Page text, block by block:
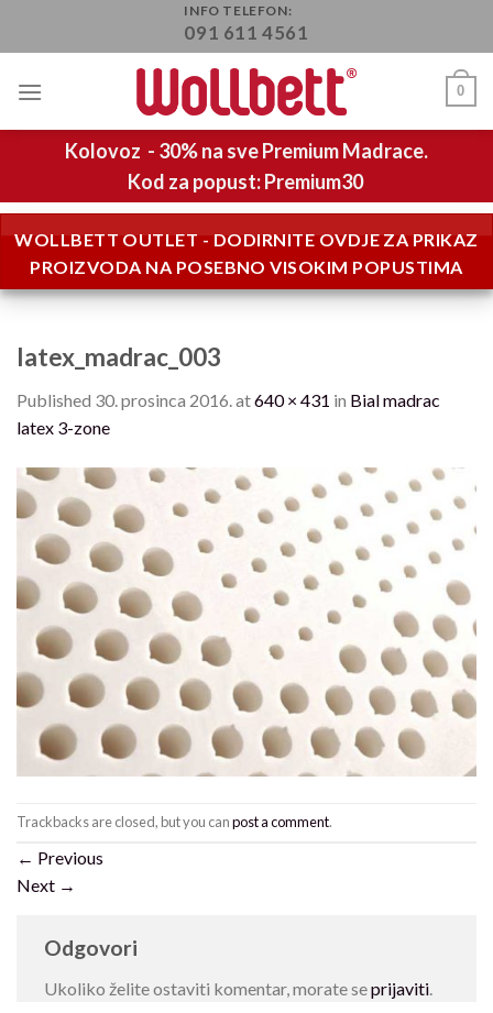
INFO TELEFON:
091 611 4561
0
Kolovoz - 30% na sve Premium Madrace.
Kod za popust: Premium30
WOLLBETT OUTLET - DODIRNITE OVDJE ZA PRIKAZ
PROIZVODA NA POSEBNO VISOKIM POPUSTIMA
latex_madrac_003
Published 30. prosinca 2016. at640 × 431 in Bial madrac
latex 3-zone
Trackbacks are closed, but you canpost a comment.
← Previous
Next →
Odgovori
Ukoliko želite ostaviti komentar, morate seprijaviti.